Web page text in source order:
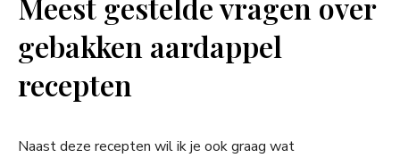
Meest gestelde vragen over
gebakken aardappel
recepten
Naast deze recepten wil ik je ook graag wat